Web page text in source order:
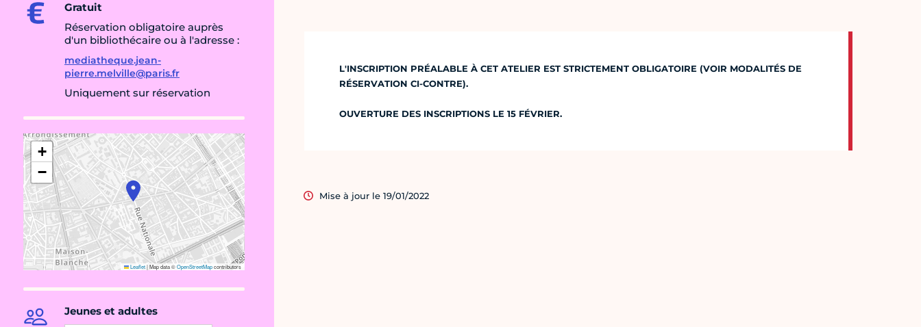
Gratuit
Réservation obligatoire auprès
d'un bibliothécaire ou à l'adresse :
mediatheque.jean-
pierre.melville@paris.fr
Uniquement sur réservation
+
−
Leaflet|Map data ©OpenStreetMapcontributors
Jeunes et adultes
L'INSCRIPTION PRÉALABLE À CET ATELIER EST STRICTEMENT OBLIGATOIRE (VOIR MODALITÉS DE
RÉSERVATION CI-CONTRE).
OUVERTURE DES INSCRIPTIONS LE 15 FÉVRIER.
Mise à jour le 19/01/2022